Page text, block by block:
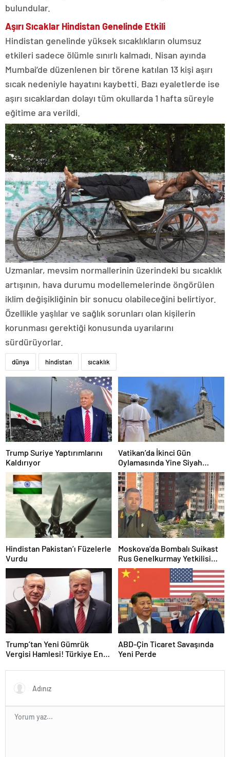
bulundular.
Aşırı Sıcaklar Hindistan Genelinde Etkili
Hindistan genelinde yüksek sıcaklıkların olumsuz
etkileri sadece ölümle sınırlı kalmadı. Nisan ayında
Mumbai’de düzenlenen bir törene katılan 13 kişi aşırı
sıcak nedeniyle hayatını kaybetti. Bazı eyaletlerde ise
aşırı sıcaklardan dolayı tüm okullarda 1 hafta süreyle
eğitime ara verildi.
Uzmanlar, mevsim normallerinin üzerindeki bu sıcaklık
artışının, hava durumu modellemelerinde öngörülen
iklim değişikliğinin bir sonucu olabileceğini belirtiyor.
Özellikle yaşlılar ve sağlık sorunları olan kişilerin
korunması gerektiği konusunda uyarılarını
sürdürüyorlar.
dünya hindistan sıcaklık
Trump Suriye Yaptırımlarını
Kaldırıyor
Vatikan’da İkinci Gün
Oylamasında Yine Siyah
Duman
Hindistan Pakistan’ı Füzelerle
Vurdu
Moskova’da Bombalı Suikast
Rus Genelkurmay Yetkilisi
Hayatını Kaybetti
Trump’tan Yeni Gümrük
Vergisi Hamlesi! Türkiye En
Aldı
ABD-Çin Ticaret Savaşında
Yeni Perde